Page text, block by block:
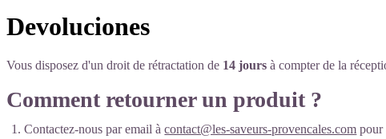
Devoluciones
Vous disposez d'un droit de rétractation de 14 jours à compter de la
Comment retourner un produit ?
Contactez‑nous par email àcontact@les-saveurs-provencales.com pour